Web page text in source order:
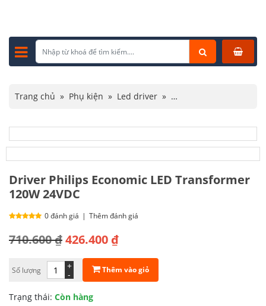
Trang chủ » Phụ kiện » Led driver »
Driver Philips Economic LED Transformer
120W 24VDC
0 đánh giá | Thêm đánh giá
710.600₫
Giá
là:
710.600 ₫.
426.400 ₫
Giá
tại
là:
Số lượng -
+ Thêm vào giỏ
Trạng thái: Còn hàng